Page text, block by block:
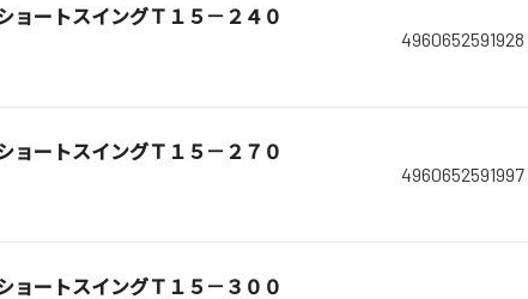
ョートスイングＴ１５－２４０
4960652591928
ョートスイングＴ１５－２７０
4960652591997
ョートスイングＴ１５－３００